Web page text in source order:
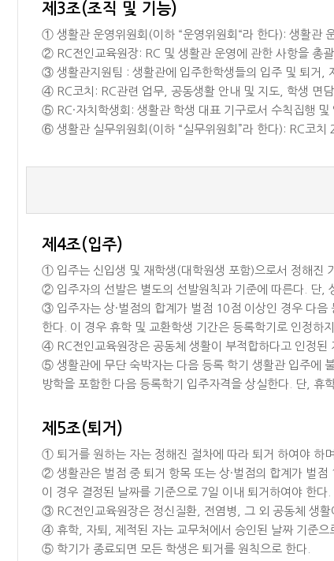
제3조(조직 및 기능)
① 생활관 운영위원회(이하 “운영위원회“라 한다): 생활관
② RC전인교육원장: RC 및 생활관 운영에 관한 사항을 총괄
③ 생활관지원팀 : 생활관에 입주한학생들의 입주 및 퇴거,
④ RC코치: RC관련 업무, 공동생활 안내 및 지도, 학생 면
⑤ RC·자치학생회: 생활관 학생 대표 기구로서 수칙집행
⑥ 생활관 실무위원회(이하 “실무위원회”라 한다): RC코치
제4조(입주)
① 입주는 신입생 및 재학생(대학원생 포함)으로서 정해진
② 입주자의 선발은 별도의 선발원칙과 기준에 따른다. 단,
③ 입주자는 상·벌점의 합계가 벌점 10점 이상인 경우 다음
한다. 이 경우 휴학 및 교환학생 기간은 등록학기로 인정하
④ RC전인교육원장은 공동체 생활이 부적합하다고 인정된
⑤ 생활관에 무단 숙박자는 다음 등록 학기 생활관 입주에
방학을 포함한 다음 등록학기 입주자격을 상실한다. 단, 휴
제5조(퇴거)
① 퇴거를 원하는 자는 정해진 절차에 따라 퇴거 하여야 하
② 생활관은 벌점 중 퇴거 항목 또는 상·벌점의 합계가 벌
이 경우 결정된 날짜를 기준으로 7일 이내 퇴거하여야 한다.
③ RC전인교육원장은 정신질환, 전염병, 그 외 공동체 생
④ 휴학, 자퇴, 제적된 자는 교무처에서 승인된 날짜 기준으
⑤ 학기가 종료되면 모든 학생은 퇴거를 원칙으로 한다.